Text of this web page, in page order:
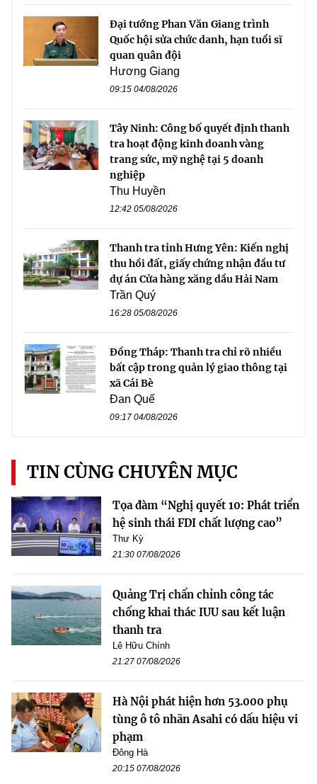
Đại tướng Phan Văn Giang trình
Quốc hội sửa chức danh, hạn tuổi sĩ
quan quân đội
Hương Giang
09:15 04/08/2026
Tây Ninh: Công bố quyết định thanh
tra hoạt động kinh doanh vàng
trang sức, mỹ nghệ tại 5 doanh
nghiệp
Thu Huyền
12:42 05/08/2026
Thanh tra tỉnh Hưng Yên: Kiến nghị
thu hồi đất, giấy chứng nhận đầu tư
dự án Cửa hàng xăng dầu Hải Nam
Trần Quý
16:28 05/08/2026
Đồng Tháp: Thanh tra chỉ rõ nhiều
bất cập trong quản lý giao thông tại
xã Cái Bè
Đan Quế
09:17 04/08/2026
TIN CÙNG CHUYÊN MỤC
Tọa đàm “Nghị quyết 10: Phát triển
hệ sinh thái FDI chất lượng cao”
Thư Kỳ
21:30 07/08/2026
Quảng Trị chấn chỉnh công tác
chống khai thác IUU sau kết luận
thanh tra
Lê Hữu Chính
21:27 07/08/2026
Hà Nội phát hiện hơn 53.000 phụ
tùng ô tô nhãn Asahi có dấu hiệu vi
phạm
Đông Hà
20:15 07/08/2026